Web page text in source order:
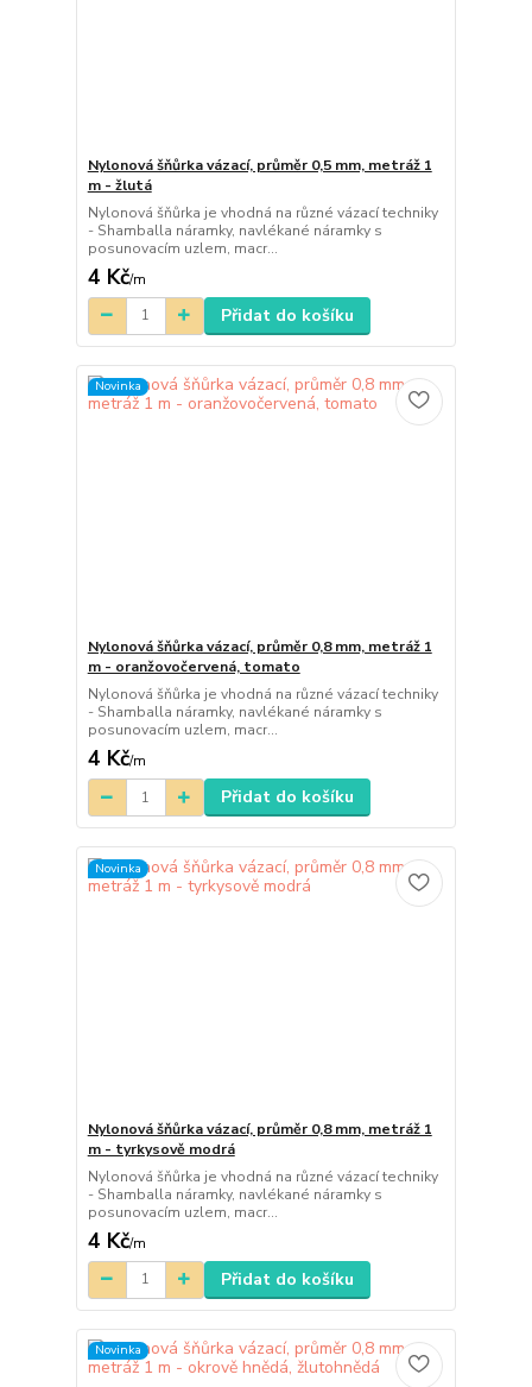
Nylonová šňůrka vázací, průměr 0,5 mm, metráž 1
m - žlutá
Nylonová šňůrka je vhodná na různé vázací techniky
- Shamballa náramky, navlékané náramky s
posunovacím uzlem, macr...
4 Kč/m
Přidat do košíku
Novinka
Nylonová šňůrka vázací, průměr 0,8 mm, metráž 1
m - oranžovočervená, tomato
Nylonová šňůrka je vhodná na různé vázací techniky
- Shamballa náramky, navlékané náramky s
posunovacím uzlem, macr...
4 Kč/m
Přidat do košíku
Novinka
Nylonová šňůrka vázací, průměr 0,8 mm, metráž 1
m - tyrkysově modrá
Nylonová šňůrka je vhodná na různé vázací techniky
- Shamballa náramky, navlékané náramky s
posunovacím uzlem, macr...
4 Kč/m
Přidat do košíku
Novinka